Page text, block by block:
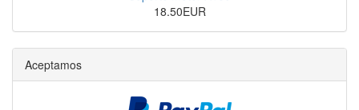
18.50EUR
Aceptamos